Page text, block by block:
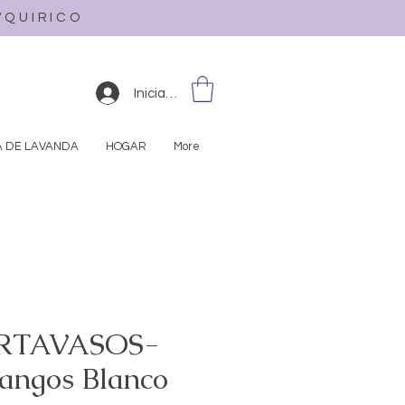
Iniciar sesión
DE LAVANDA HOGAR More
Blanco